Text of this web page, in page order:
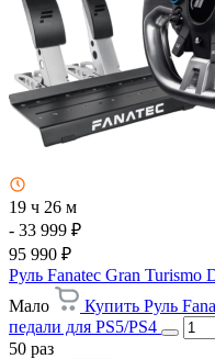
19 ч 26 м
- 33 999 ₽
95 990 ₽
Руль Fanatec Gran Turismo
Мало
Купить Руль
педали для PS5/PS4
50 раз